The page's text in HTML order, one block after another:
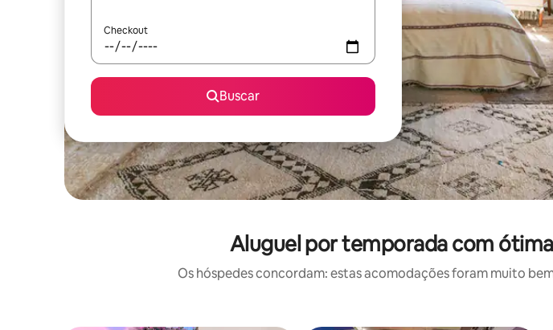
Checkout
Buscar
Aluguel por temporada com
Os hóspedes concordam: estas acomodações foram muito